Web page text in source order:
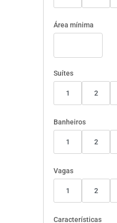
Área mínima
Suítes
1 2
Banheiros
1 2
Vagas
1 2
Características